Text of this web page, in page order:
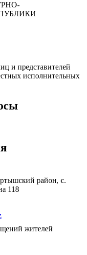
и представителей
исполнительных
район, с.
118
жителей